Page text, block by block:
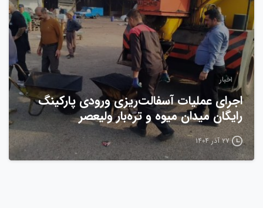
اخبار
اجرای عملیات آسفالت‌ریزی ورودی پارکینگ
رایگان میدان میوه و تره‌بار ولیعصر
۲۷ آذر ۱۴۰۴